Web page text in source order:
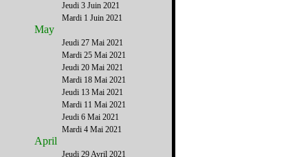
Jeudi 3 Juin 2021
Mardi 1 Juin 2021
May
Jeudi 27 Mai 2021
Mardi 25 Mai 2021
Jeudi 20 Mai 2021
Mardi 18 Mai 2021
Jeudi 13 Mai 2021
Mardi 11 Mai 2021
Jeudi 6 Mai 2021
Mardi 4 Mai 2021
April
Jeudi 29 Avril 2021